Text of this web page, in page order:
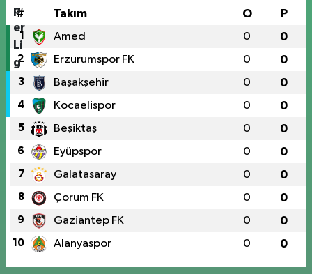
# Takım O P
1 Amed 0 0
2 Erzurumspor FK 0 0
3 Başakşehir 0 0
4 Kocaelispor 0 0
5 Beşiktaş 0 0
6 Eyüpspor 0 0
7 Galatasaray 0 0
8 Çorum FK 0 0
9 Gaziantep FK 0 0
10 Alanyaspor 0 0